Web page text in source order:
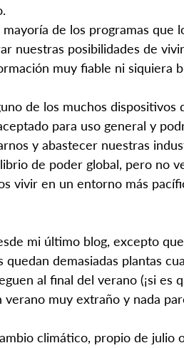
de los programas que
nuestras posibilidades de
muy fiable ni siquiera
de los muchos dispositivos
para uso general y
y abastecer nuestras
de poder global, pero no
vivir en un entorno más
mi último blog, excepto
demasiadas plantas
al final del verano (¡si es
muy extraño y nada
climático, propio de julio